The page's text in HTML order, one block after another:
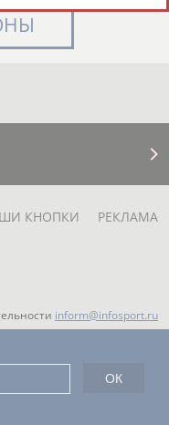
КНОПКИ РЕКЛАМА
inform@infosport.ru